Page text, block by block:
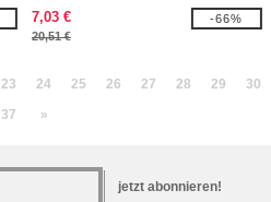
L
7,03 €
20,51 €
-66%
23 24 25 26 27 28 29
30
37
»
jetzt abonnieren!